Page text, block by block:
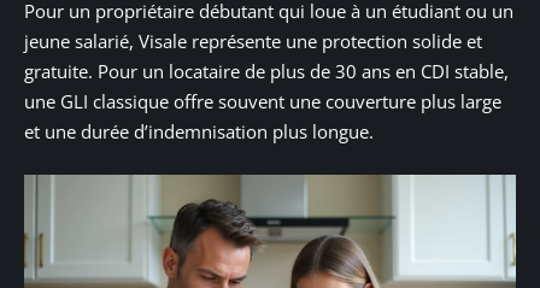
Pour un propriétaire débutant qui loue à un étudiant ou un
jeune salarié, Visale représente une protection solide et
gratuite. Pour un locataire de plus de 30 ans en CDI stable,
une GLI classique offre souvent une couverture plus large
et une durée d’indemnisation plus longue.